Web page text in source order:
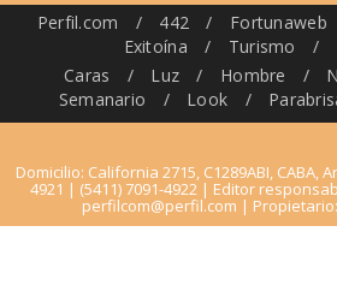
Perfil.com / 442 / Fortunaweb
Exitoína
/ Turismo /
Caras
/ Luz / Hombre /
Semanario
/ Look /
Domicilio: California 2715, C1289ABI, CABA,
4921 | (5411) 7091-4922 | Editor
perfilcom@perfil.com |